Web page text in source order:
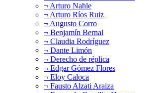
¬ Arturo Nahle
¬ Arturo Ríos Ruiz
¬ Augusto Corro
¬ Benjamín Bernal
¬ Claudia Rodríguez
¬ Dante Limón
¬ Derecho de réplica
¬ Edgar Gómez Flores
¬ Eloy Caloca
¬ Fausto Alzati Araiza